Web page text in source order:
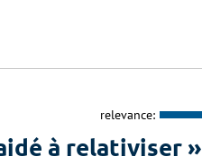
relevance:
aidé à relativiser »